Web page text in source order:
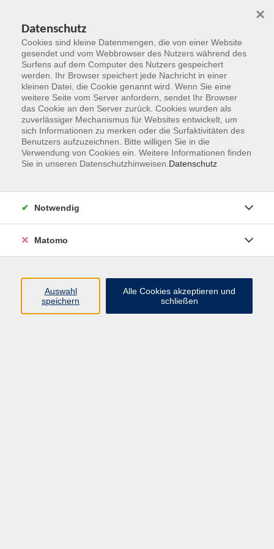
Zum Hauptinhalt springen
Der Kurs konnte nicht gefunden werden.
Erich-Kästner-Str. 5
65232 Taunusstein
info@vhs-rtk.de
Tel: 06128-92770
Datenschutz
Cookies sind kleine Datenmengen, die von einer Website
gesendet und vom Webbrowser des Nutzers während des
Surfens auf dem Computer des Nutzers gespeichert
werden. Ihr Browser speichert jede Nachricht in einer
kleinen Datei, die Cookie genannt wird. Wenn Sie eine
weitere Seite vom Server anfordern, sendet Ihr Browser
das Cookie an den Server zurück. Cookies wurden als
zuverlässiger Mechanismus für Websites entwickelt, um
sich Informationen zu merken oder die Surfaktivitäten des
Benutzers aufzuzeichnen. Bitte willigen Sie in die
Verwendung von Cookies ein. Weitere Informationen finden
Sie in unseren Datenschutzhinweisen. Datenschutz
×
Notwendig
Matomo
Auswahl
speichern
Alle Cookies akzeptieren und
schließen